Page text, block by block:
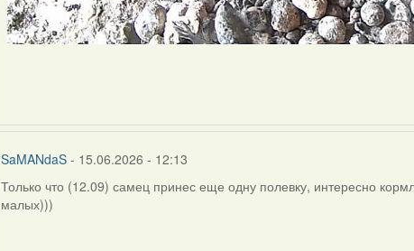
SaMANdaS - 15.06.2026 - 12:13
Только что (12.09) самец принес еще одну полевку, интересно
малых)))